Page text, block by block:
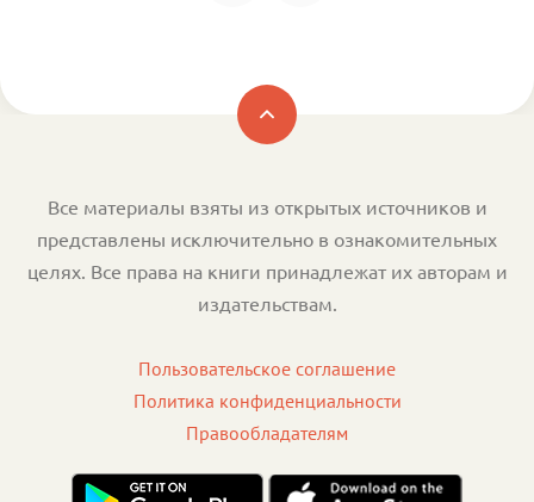
Все материалы взяты из открытых источников и
представлены исключительно в ознакомительных
целях. Все права на книги принадлежат их авторам и
издательствам.
Пользовательское соглашение
Политика конфиденциальности
Правообладателям